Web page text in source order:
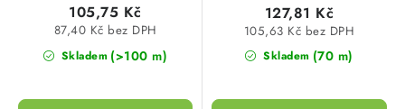
Skladem (>100 m)
87,40 Kč bez DPH
105,75 Kč
Skladem (70 m)
105,63 Kč bez DPH
127,81 Kč